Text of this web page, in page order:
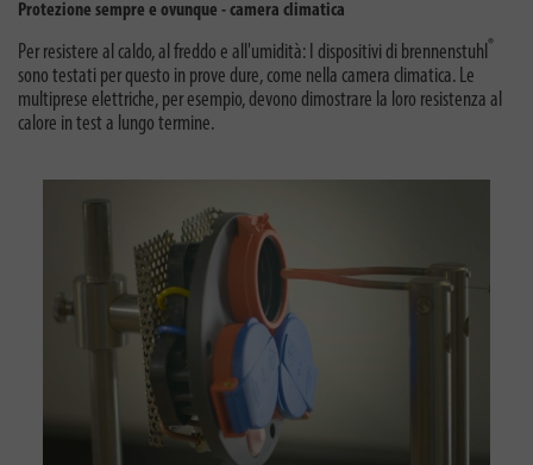
Protezione sempre e ovunque - camera climatica
Per resistere al caldo, al freddo e all'umidità: I dispositivi di brennenstuhl®
sono testati per questo in prove dure, come nella camera climatica. Le
multiprese elettriche, per esempio, devono dimostrare la loro resistenza al
calore in test a lungo termine.